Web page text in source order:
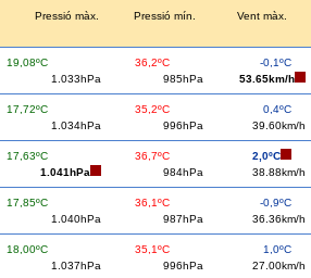
Pressió màx. Pressió mín. Vent màx.
19,08ºC 36,2ºC
-0,1ºC
1.033hPa 985hPa 53.65km/h
17,72ºC 35,2ºC
0,4ºC
1.034hPa 996hPa 39.60km/h
17,63ºC 36,7ºC
2,0ºC
1.041hPa 984hPa 38.88km/h
17,85ºC 36,1ºC
-0,9ºC
1.040hPa 987hPa 36.36km/h
18,00ºC 35,1ºC
1,0ºC
1.037hPa 996hPa 27.00km/h